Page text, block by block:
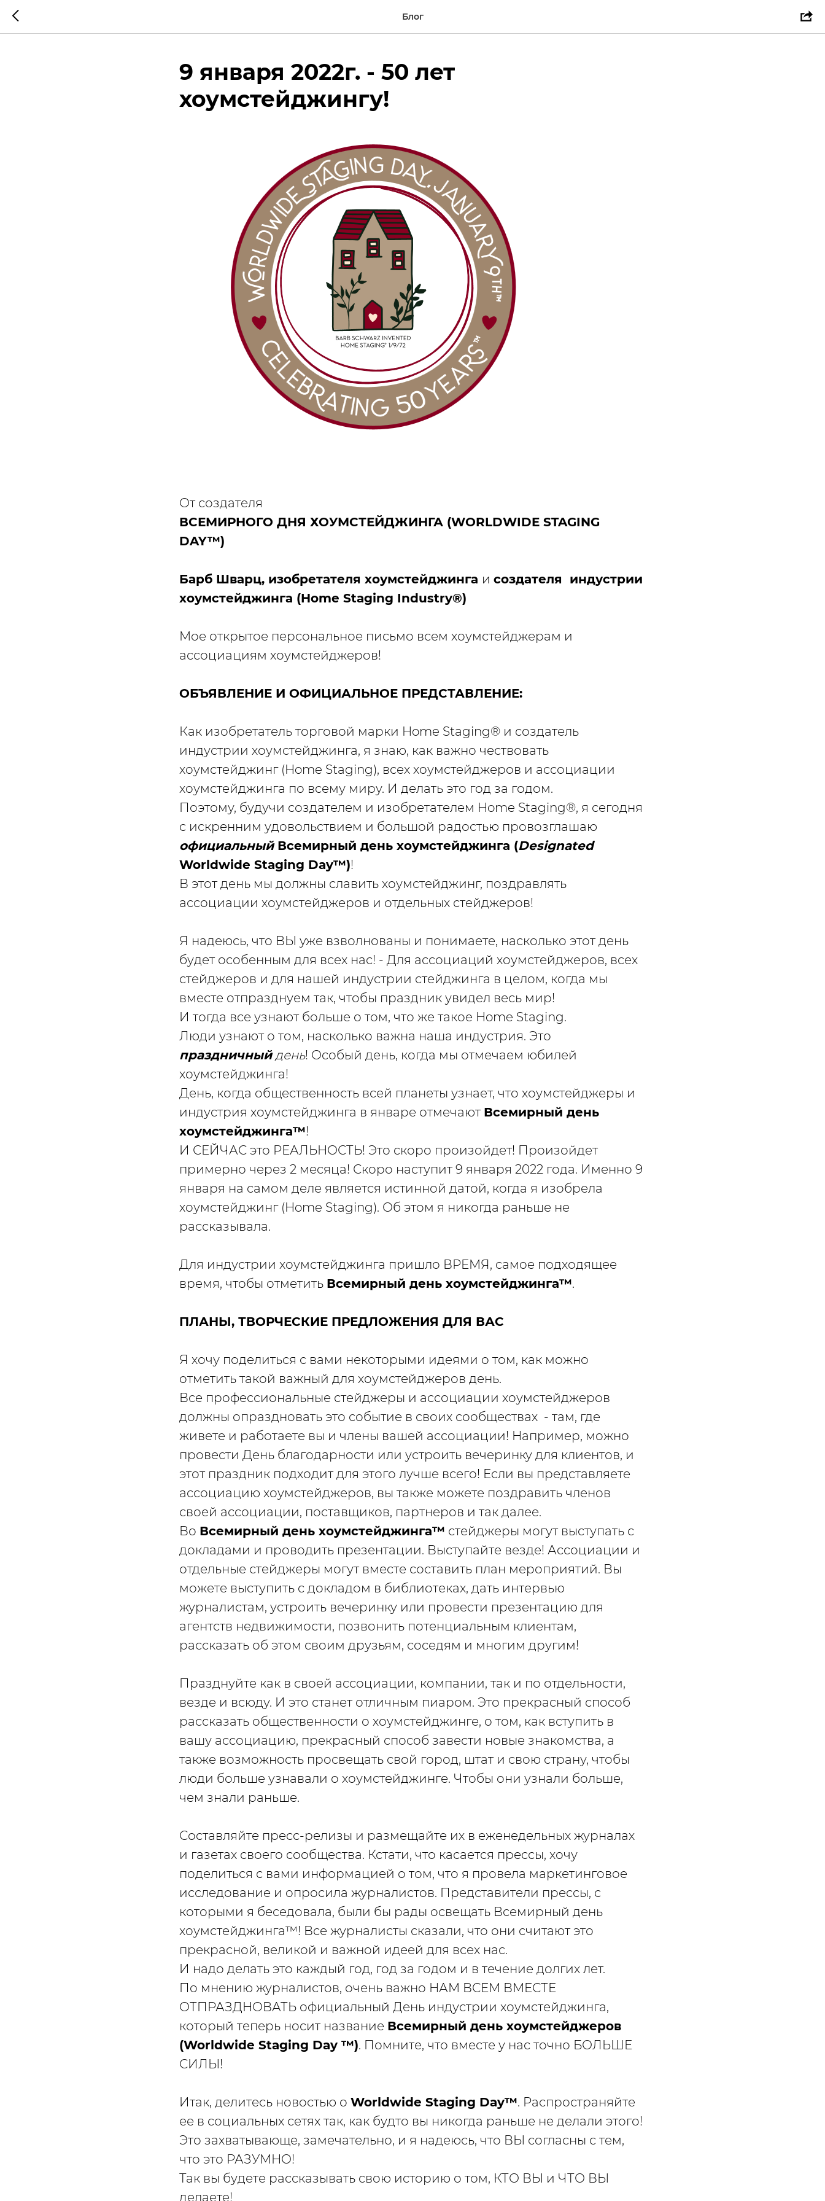
Блог
9 января 2022г. - 50 лет
хоумстейджингу!
От создателя
ВСЕМИРНОГО ДНЯ ХОУМСТЕЙДЖИНГА (WORLDWIDE STAGING
DAY™)
Барб Шварц, изобретателя хоумстейджинга и создателя индустрии
хоумстейджинга (Home Staging Industry®)
Мое открытое персональное письмо всем хоумстейджерам и
ассоциациям хоумстейджеров!
ОБЪЯВЛЕНИЕ И ОФИЦИАЛЬНОЕ ПРЕДСТАВЛЕНИЕ:
Как изобретатель торговой марки Home Staging® и создатель
индустрии хоумстейджинга, я знаю, как важно чествовать
хоумстейджинг (Home Staging), всех хоумстейджеров и ассоциации
хоумстейджинга по всему миру. И делать это год за годом.
Поэтому, будучи создателем и изобретателем Home Staging®, я сегодня
с искренним удовольствием и большой радостью провозглашаю
официальныйВсемирный день хоумстейджинга (Designated
Worldwide Staging Day™)!
В этот день мы должны славить хоумстейджинг, поздравлять
ассоциации хоумстейджеров и отдельных стейджеров!
Я надеюсь, что ВЫ уже взволнованы и понимаете, насколько этот день
будет особенным для всех нас! - Для ассоциаций хоумстейджеров, всех
стейджеров и для нашей индустрии стейджинга в целом, когда мы
вместе отпразднуем так, чтобы праздник увидел весь мир!
И тогда все узнают больше о том, что же такое Home Staging.
Люди узнают о том, насколько важна наша индустрия. Это
праздничныйдень! Особый день, когда мы отмечаем юбилей
хоумстейджинга!
День, когда общественность всей планеты узнает, что хоумстейджеры и
индустрия хоумстейджинга в январе отмечают Всемирный день
хоумстейджинга™!
И СЕЙЧАС это РЕАЛЬНОСТЬ! Это скоро произойдет! Произойдет
примерно через 2 месяца! Скоро наступит 9 января 2022 года. Именно 9
января на самом деле является истинной датой, когда я изобрела
хоумстейджинг (Home Staging). Об этом я никогда раньше не
рассказывала.
Для индустрии хоумстейджинга пришло ВРЕМЯ, самое подходящее
время, чтобы отметить Всемирный день хоумстейджинга™.
ПЛАНЫ, ТВОРЧЕСКИЕ ПРЕДЛОЖЕНИЯ ДЛЯ ВАС
Я хочу поделиться с вами некоторыми идеями о том, как можно
отметить такой важный для хоумстейджеров день.
Все профессиональные стейджеры и ассоциации хоумстейджеров
должны опраздновать это событие в своих сообществах - там, где
живете и работаете вы и члены вашей ассоциации! Например, можно
провести День благодарности или устроить вечеринку для клиентов, и
этот праздник подходит для этого лучше всего! Если вы представляете
ассоциацию хоумстейджеров, вы также можете поздравить членов
своей ассоциации, поставщиков, партнеров и так далее.
Во Всемирный день хоумстейджинга™ стейджеры могут выступать с
докладами и проводить презентации. Выступайте везде! Ассоциации и
отдельные стейджеры могут вместе составить план мероприятий. Вы
можете выступить с докладом в библиотеках, дать интервью
журналистам, устроить вечеринку или провести презентацию для
агентств недвижимости, позвонить потенциальным клиентам,
рассказать об этом своим друзьям, соседям и многим другим!
Празднуйте как в своей ассоциации, компании, так и по отдельности,
везде и всюду. И это станет отличным пиаром. Это прекрасный способ
рассказать общественности о хоумстейджинге, о том, как вступить в
вашу ассоциацию, прекрасный способ завести новые знакомства, а
также возможность просвещать свой город, штат и свою страну, чтобы
люди больше узнавали о хоумстейджинге. Чтобы они узнали больше,
чем знали раньше.
Составляйте пресс-релизы и размещайте их в еженедельных журналах
и газетах своего сообщества. Кстати, что касается прессы, хочу
поделиться с вами информацией о том, что я провела маркетинговое
исследование и опросила журналистов. Представители прессы, с
которыми я беседовала, были бы рады освещать Всемирный день
хоумстейджинга™! Все журналисты сказали, что они считают это
прекрасной, великой и важной идеей для всех нас.
И надо делать это каждый год, год за годом и в течение долгих лет.
По мнению журналистов, очень важно НАМ ВСЕМ ВМЕСТЕ
ОТПРАЗДНОВАТЬ официальный День индустрии хоумстейджинга,
который теперь носит название Всемирный день хоумстейджеров
(Worldwide Staging Day ™). Помните, что вместе у нас точно БОЛЬШЕ
СИЛЫ!
Итак, делитесь новостью о Worldwide Staging Day™. Распространяйте
ее в социальных сетях так, как будто вы никогда раньше не делали этого!
Это захватывающе, замечательно, и я надеюсь, что ВЫ согласны с тем,
что это РАЗУМНО!
Так вы будете рассказывать свою историю о том, КТО ВЫ и ЧТО ВЫ
делаете!